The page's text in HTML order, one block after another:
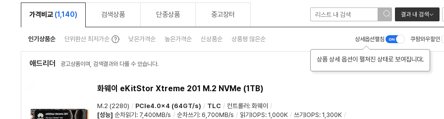
가격비교 (1,140) 검색상품 단종상품 중고장터 결과 내 검색
인기상품순 단위환산 최저가순툴
팁
보
기
낮은가격순 높은가격순 신상품순 상품평 많은순 상세옵션펼침
상품 상세 옵션이 펼쳐진 상태로 보여집니다.
쿠팡와우할인
애드리더 광고상품이며, 검색결과와 다를 수 있습니다.
화웨이 eKitStor Xtreme 201 M.2 NVMe (1TB)
M.2 (2280) / PCIe4.0x4 (64GT/s) / TLC / 컨트롤러 : 화웨이 /
[성능] 순차읽기 : 7,400MB/s / 순차쓰기 : 6,700MB/s / 읽기IOPS: 1,000K / 쓰기IOPS: 1,300K /